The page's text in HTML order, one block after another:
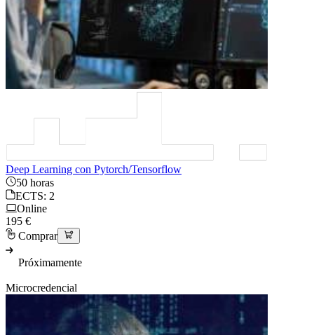
Deep Learning con Pytorch/Tensorflow
50 horas
ECTS: 2
Online
195 €
Comprar
Próximamente
Microcredencial